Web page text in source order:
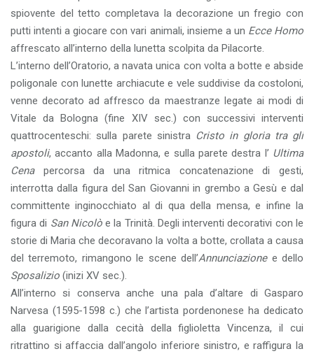
spiovente del tetto completava la decorazione un fregio con
putti intenti a giocare con vari animali, insieme a un Ecce Homo
affrescato all’interno della lunetta scolpita da Pilacorte.
L’interno dell’Oratorio, a navata unica con volta a botte e abside
poligonale con lunette archiacute e vele suddivise da costoloni,
venne decorato ad affresco da maestranze legate ai modi di
Vitale da Bologna (fine XIV sec.) con successivi interventi
quattrocenteschi: sulla parete sinistra Cristo in gloria tra gli
apostoli, accanto alla Madonna, e sulla parete destra l’ Ultima
Cenapercorsa da una ritmica concatenazione di gesti,
interrotta dalla figura del San Giovanni in grembo a Gesù e dal
committente inginocchiato al di qua della mensa, e infine la
figura di San Nicolòe la Trinità. Degli interventi decorativi con le
storie di Maria che decoravano la volta a botte, crollata a causa
del terremoto, rimangono le scene dell’Annunciazionee dello
Sposalizio (inizi XV sec.).
All’interno si conserva anche una pala d’altare di Gasparo
Narvesa (1595-1598 c.) che l’artista pordenonese ha dedicato
alla guarigione dalla cecità della figlioletta Vincenza, il cui
ritrattino si affaccia dall’angolo inferiore sinistro, e raffigura la